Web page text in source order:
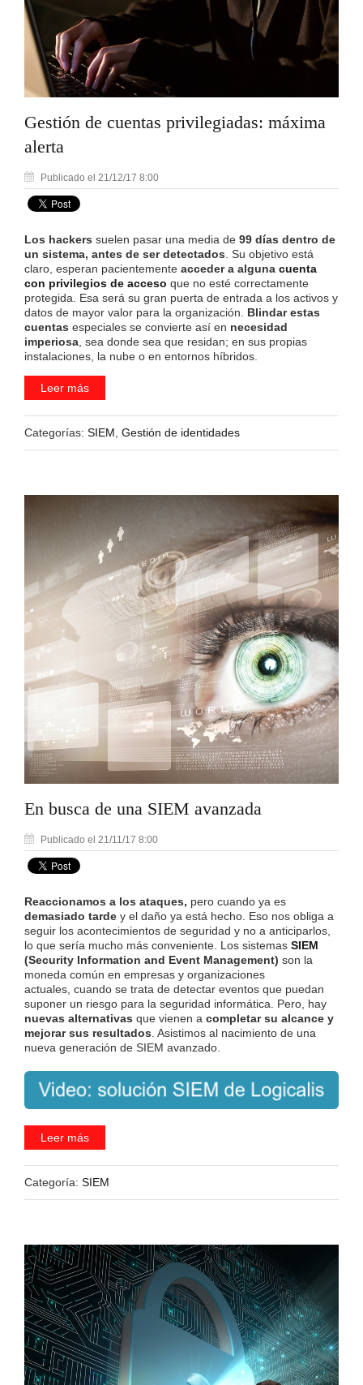
Gestión de cuentas privilegiadas: máxima
alerta
Publicado el 21/12/17 8:00
Los hackers suelen pasar una media de 99 días dentro de
un sistema, antes de ser detectados . Su objetivo está
claro, esperan pacientemente acceder a alguna cuenta
con privilegios de acceso que no esté correctamente
protegida. Esa será su gran puerta de entrada a los activos y
datos de mayor valor para la organización. Blindar estas
cuentas especiales se convierte así en necesidad
imperiosa , sea donde sea que residan; en sus propias
instalaciones, la nube o en entornos híbridos.
Leer más
Categorías: SIEM Gestión de identidades
En busca de una SIEM avanzada
Publicado el 21/11/17 8:00
Reaccionamos a los ataques, pero cuando ya es
demasiado tarde y el daño ya está hecho. Eso nos obliga a
seguir los acontecimientos de seguridad y no a anticiparlos,
lo que sería mucho más conveniente. Los sistemas SIEM
(Security Information and Event Management) son la
moneda común en empresas y organizaciones
actuales, cuando se trata de detectar eventos que puedan
suponer un riesgo para la seguridad informática. Pero, hay
nuevas alternativas que vienen a completar su alcance y
mejorar sus resultados . Asistimos al nacimiento de una
nueva generación de SIEM avanzado.
Leer más
Categoría: SIEM